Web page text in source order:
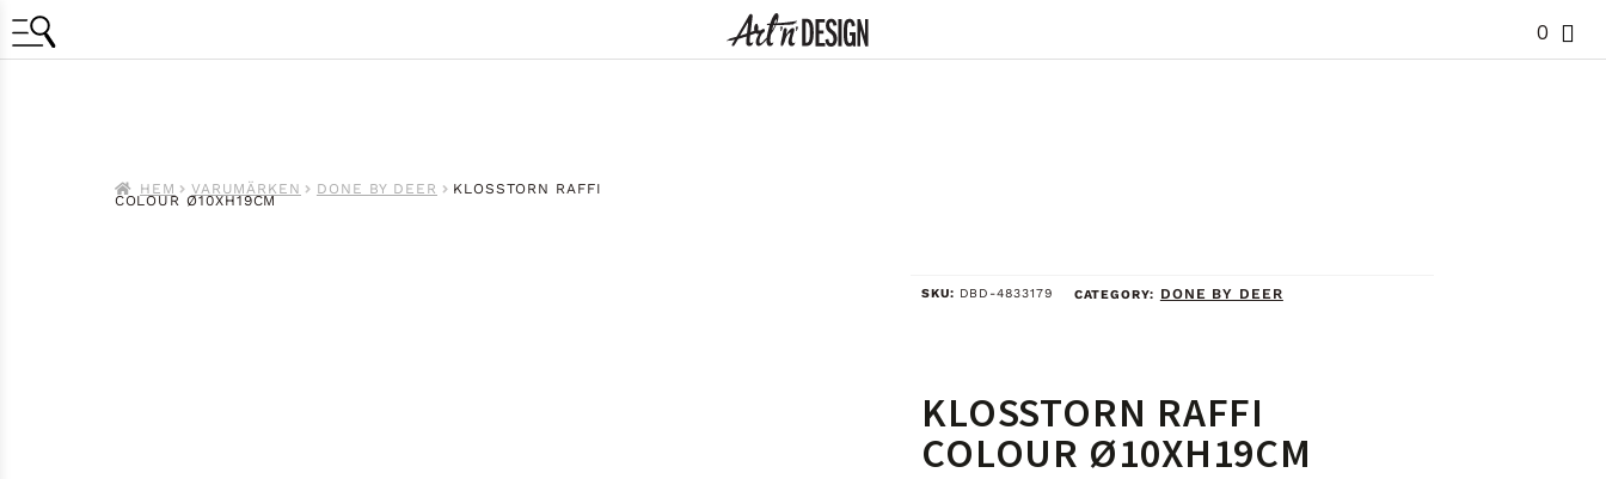
0
HEM VARUMÄRKEN DONE BY DEER KLOSSTORN RAFFI
COLOUR Ø10XH19CM
SKU: DBD-4833179 CATEGORY: DONE BY DEER
KLOSSTORN RAFFI
COLOUR Ø10XH19CM